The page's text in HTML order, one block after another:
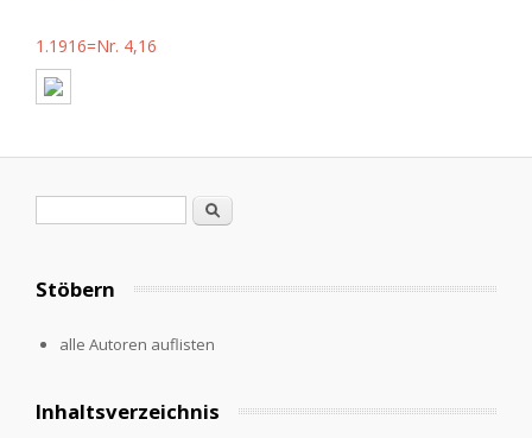
1.1916=Nr. 4,16
Suche
Stöbern
alle Autoren auflisten
Inhaltsverzeichnis